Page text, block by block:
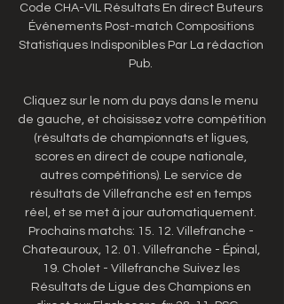
Code CHA-VIL Résultats En direct Buteurs
Événements Post-match Compositions
Statistiques Indisponibles Par La rédaction
Pub.
Cliquez sur le nom du pays dans le menu
de gauche, et choisissez votre compétition
(résultats de championnats et ligues,
scores en direct de coupe nationale,
autres compétitions). Le service de
résultats de Villefranche est en temps
réel, et se met à jour automatiquement.
Prochains matchs: 15. 12. Villefranche -
Chateauroux, 12. 01. Villefranche - Épinal,
19. Cholet - Villefranche Suivez les
Résultats de Ligue des Champions en